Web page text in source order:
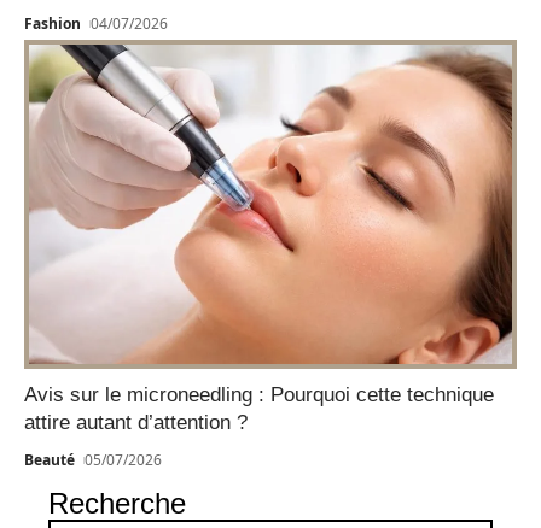
Fashion 04/07/2026
Avis sur le microneedling : Pourquoi cette technique
attire autant d’attention ?
Beauté 05/07/2026
Recherche